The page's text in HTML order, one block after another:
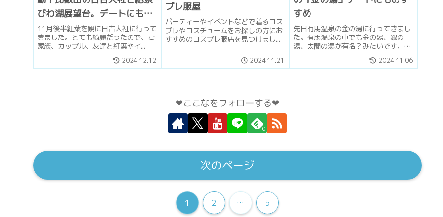
びわ湖展望台。デートにもお
すすめ
11月後半紅葉を観に日吉大社に行って
きました。とても綺麗だったので、ご
家族、カップル、友達と紅葉やイ...
2024.12.12
プレ服屋
パーティーやイベントなどで着るコス
プレやコスチュームをお探しの方にお
すすめのコスプレ服店を見つけまし...
2024.11.21
すめ
先日有馬温泉の金の湯に行ってきまし
た。有馬温泉の中でも金の湯、銀の
湯、太閤の湯が有名？みたいです。
2024.11.06
❤︎ここなをフォローする❤︎
0
次のページ
1 2 … 5